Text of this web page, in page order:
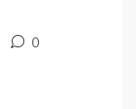
0